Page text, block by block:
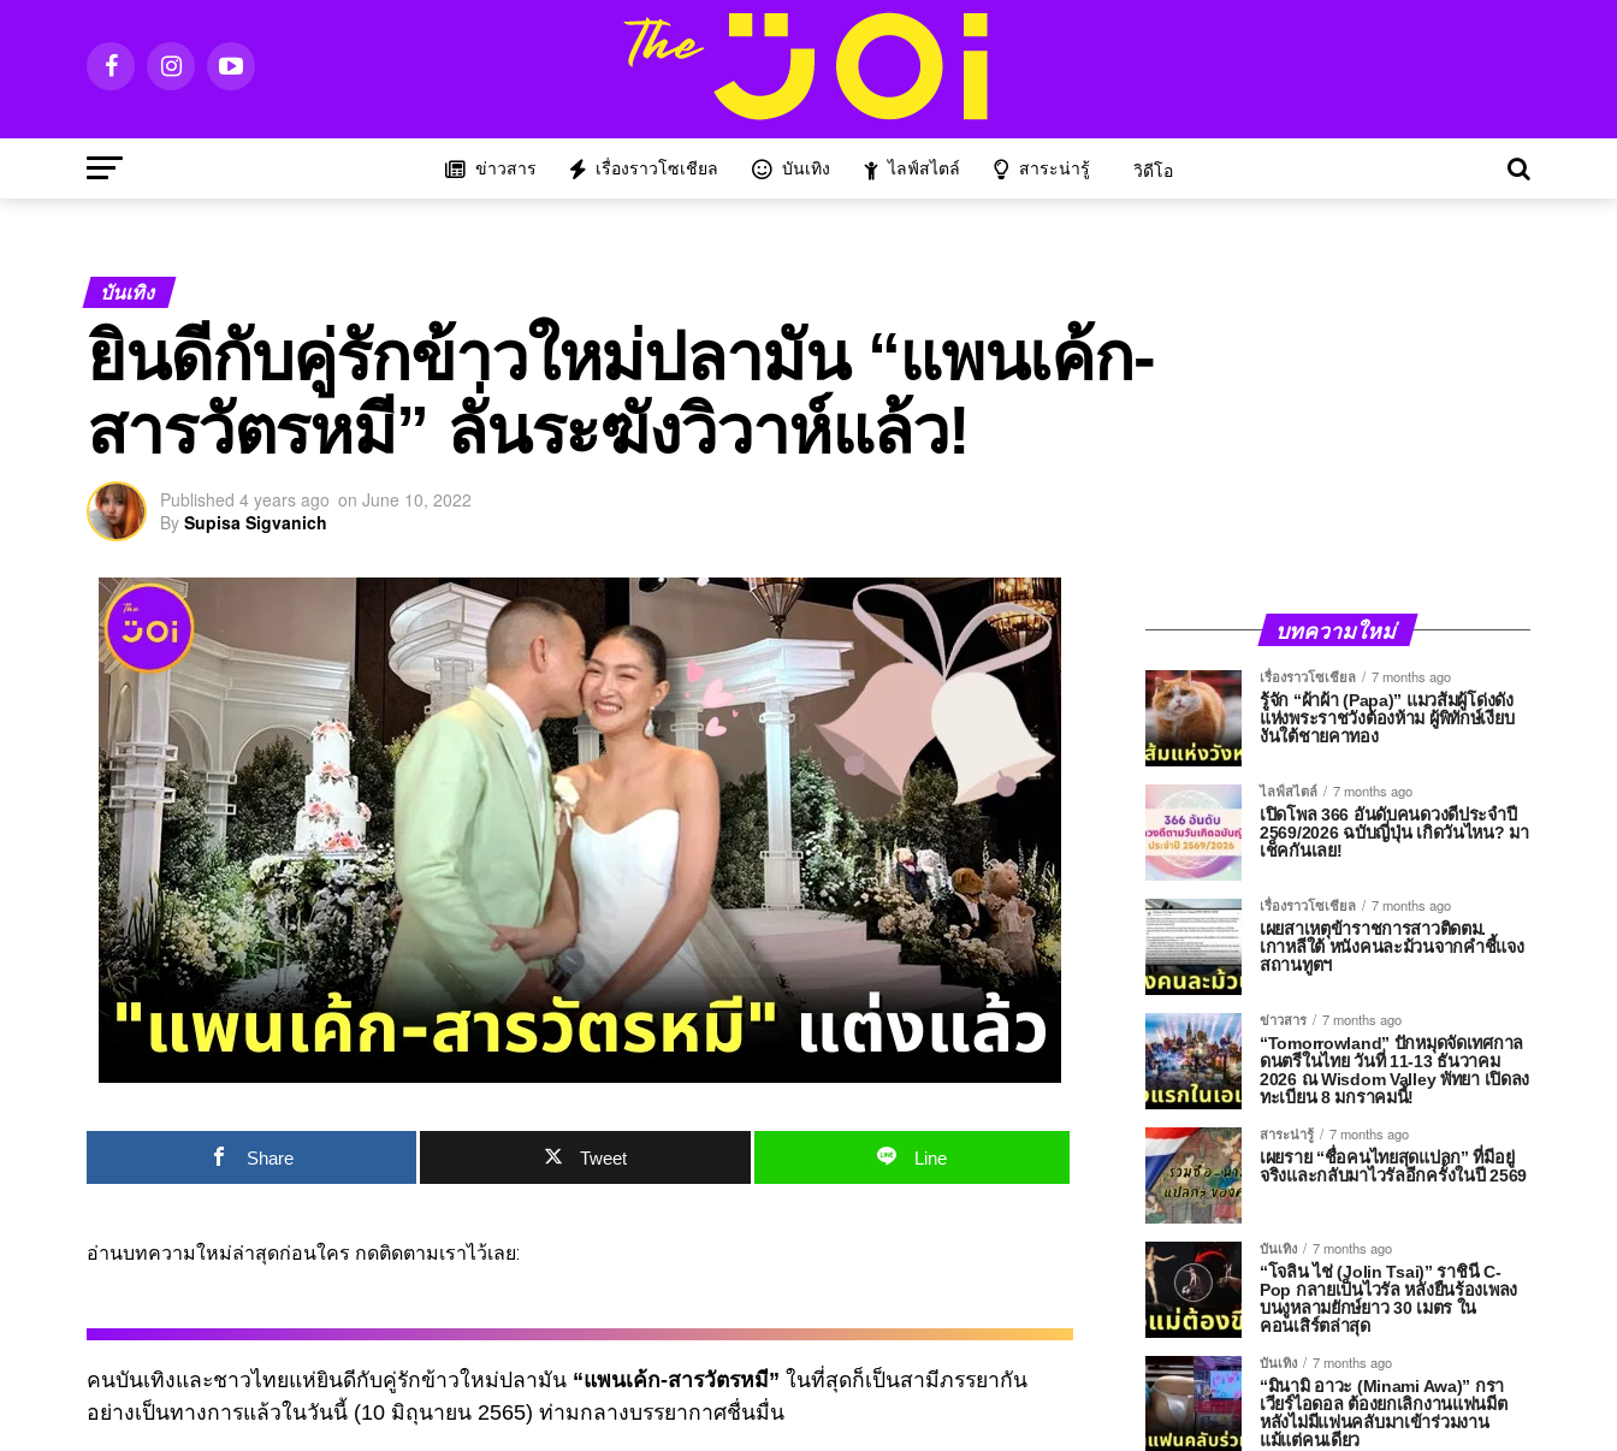
ข่าวสาร เรื่องราวโซเชียล บันเทิง ไลฟ์สไตล์ สาระน่ารู้ วิดีโอ
บันเทิง
ยินดีกับคู่รักข้าวใหม่ปลามัน “แพนเค้ก-
สารวัตรหมี” ลั่นระฆังวิวาห์แล้ว!
Published 4 years ago on June 10, 2022
By Supisa Sigvanich
Share Tweet Line
อ่านบทความใหม่ล่าสุดก่อนใคร กดติดตามเราไว้เลย:
คนบันเทิงและชาวไทยแห่ยินดีกับคู่รักข้าวใหม่ปลามัน “แพนเค้ก-สารวัตรหมี” ในที่สุดก็เป็นสามีภรรยากัน
อย่างเป็นทางการแล้วในวันนี้ (10 มิถุนายน 2565) ท่ามกลางบรรยากาศชื่นมื่น
บทความใหม่
เรื่องราวโซเชียล
7 months ago
รู้จัก “ผ้าผ้า (Papa)” แมวส้มผู้โด่งดัง
แห่งพระราชวังต้องห้าม ผู้พิทักษ์เงียบ
งันใต้ชายคาทอง
ไลฟ์สไตล์
7 months ago
เปิดโพล 366 อันดับคนดวงดีประจำปี
2569/2026 ฉบับญี่ปุ่น เกิดวันไหน? มา
เช็คกันเลย!
เรื่องราวโซเชียล
7 months ago
เผยสาเหตุข้าราชการสาวติดตม.
เกาหลีใต้ หนังคนละม้วนจากคำชี้แจง
สถานทูตฯ
ข่าวสาร
7 months ago
“Tomorrowland” ปักหมุดจัดเทศกาล
ดนตรีในไทย วันที่ 11-13 ธันวาคม
2026 ณ Wisdom Valley พัทยา เปิดลง
ทะเบียน 8 มกราคมนี้!
สาระน่ารู้
7 months ago
เผยราย “ชื่อคนไทยสุดแปลก” ที่มีอยู่
จริงและกลับมาไวรัลอีกครั้งในปี 2569
บันเทิง
7 months ago
“โจลิน ไช่ (Jolin Tsai)” ราชินี C-
Pop กลายเป็นไวรัล หลังยืนร้องเพลง
บนงูหลามยักษ์ยาว 30 เมตร ใน
คอนเสิร์ตล่าสุด
บันเทิง
7 months ago
“มินามิ อาวะ (Minami Awa)” กรา
เวียร์ไอดอล ต้องยกเลิกงานแฟนมีต
หลังไม่มีแฟนคลับมาเข้าร่วมงาน
แม้แต่คนเดียว